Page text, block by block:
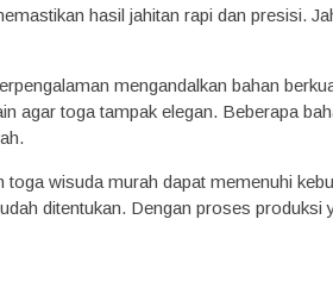
hasil jahitan rapi dan presisi.
mengandalkan bahan
agar toga tampak elegan. Beberapa
toga wisuda murah dapat memenuhi
ditentukan. Dengan proses produksi